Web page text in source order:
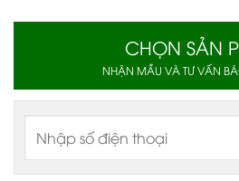
CHỌN SẢN
NHẬN MẪU VÀ TƯ VẤN